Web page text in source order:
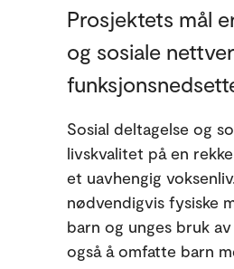
Prosjektets mål
og sosiale
Sosial deltagelse og
livskvalitet på en
et uavhengig
nødvendigvis fysiske
barn og unges bruk
også å omfatte barn